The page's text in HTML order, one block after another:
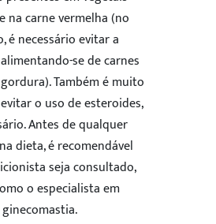
na carne vermelha (no
é necessário evitar a
se de carnes
Também é muito
o uso de esteroides,
Antes de qualquer
dieta, é recomendável
seja consultado,
o especialista em
ginecomastia.